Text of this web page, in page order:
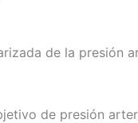
de la presión
de presión